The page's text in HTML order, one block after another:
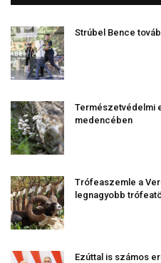
Strúbel Bence
Természetvédelmi
medencében
Trófeaszemle a
legnagyobb
Ezúttal is számos